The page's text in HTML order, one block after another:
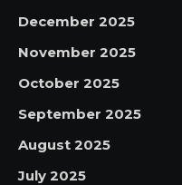
December 2025
November 2025
October 2025
September 2025
August 2025
July 2025